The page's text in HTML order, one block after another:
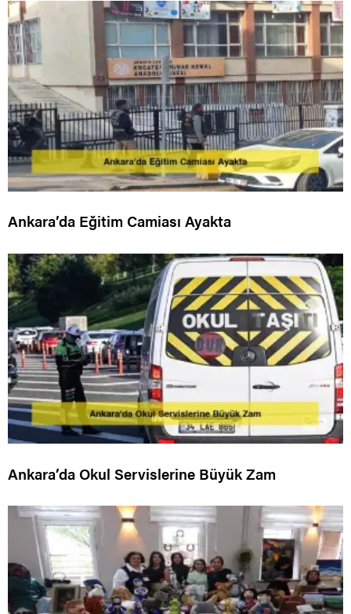
Ankara’da Eğitim Camiası Ayakta
Ankara’da Okul Servislerine Büyük Zam